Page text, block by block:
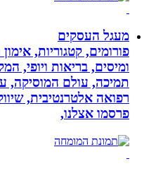
מעגל העסקים
פורומים, קטגוריות, אימון
ומיסים, בריאות ויופי,
תמיכה, עולם המוסיקה,
רפואה אלטרנטיבית, שיווק
פרסמו אצלנו,